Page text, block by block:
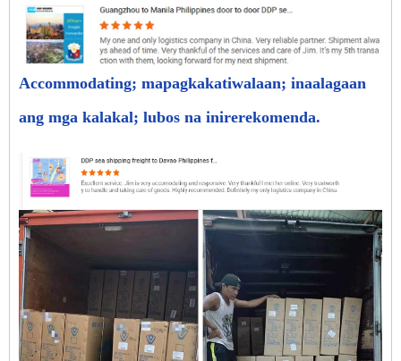
Accommodating; mapagkakatiwalaan; inaalagaan
ang mga kalakal; lubos na inirerekomenda.